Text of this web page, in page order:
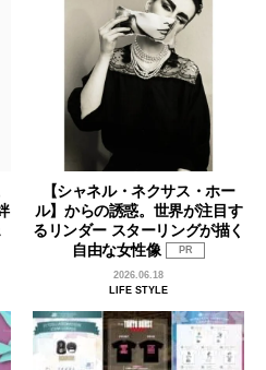
【シャネル・ネクサス・ホー
ル】からの誘惑。世界が注目す
るリンダー スターリングが描く
自由な女性像
PR
2026.06.18
LIFE STYLE